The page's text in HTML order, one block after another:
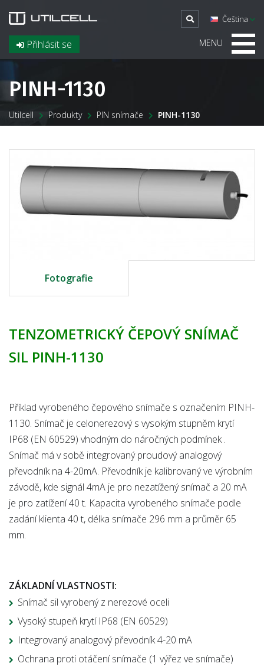
Přihlásit se
Čeština
MENU
PINH-1130
Utilcell Produkty PIN snímače PINH-1130
Fotografie
TENZOMETRICKÝ ČEPOVÝ SNÍMAČ
SIL PINH-1130
Příklad vyrobeného čepového snímače s označením PINH-
1130. Snímač je celonerezový s vysokým stupněm krytí
IP68 (EN 60529) vhodným do náročných podmínek .
Snímač má v sobě integrovaný proudový analogový
převodník na 4-20mA. Převodník je kalibrovaný ve výrobním
závodě, kde signál 4mA je pro nezatížený snímač a 20 mA
je pro zatížení 40 t. Kapacita vyrobeného snímače podle
zadání klienta 40 t, délka snímače 296 mm a průměr 65
mm.
ZÁKLADNÍ VLASTNOSTI:
Snímač sil vyrobený z nerezové oceli
Vysoký stupeň krytí IP68 (EN 60529)
Integrovaný analogový převodník 4-20 mA
Ochrana proti otáčení snímače (1 výřez ve snímače)